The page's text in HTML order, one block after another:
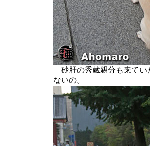
砂肝の秀蔵親分も来てい
ないの。